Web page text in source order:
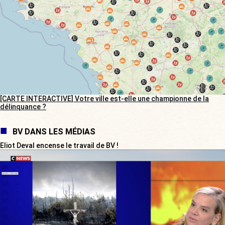
[CARTE INTERACTIVE] Votre ville est-elle une championne de la
délinquance ?
BV DANS LES MÉDIAS
Eliot Deval encense le travail de BV !